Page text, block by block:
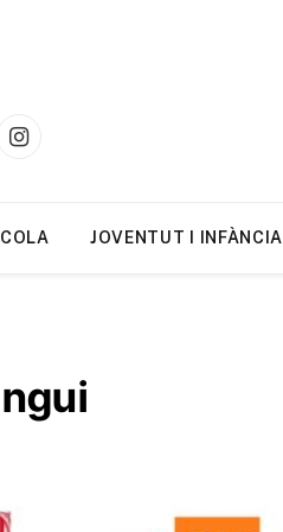
Instagram
JOVENTUT I INFÀNCIA